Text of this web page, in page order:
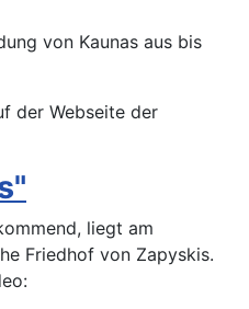
von Kaunas aus bis
der Webseite der
liegt am
Friedhof von Zapyskis.